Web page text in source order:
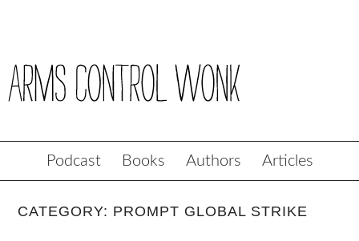
Podcast Books Authors Articles
CATEGORY: PROMPT GLOBAL STRIKE